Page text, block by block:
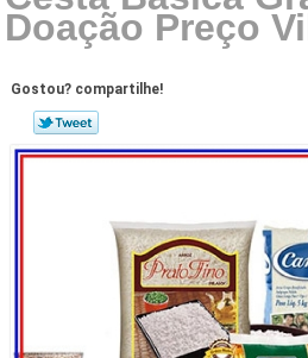
Doação Preço
Gostou? compartilhe!